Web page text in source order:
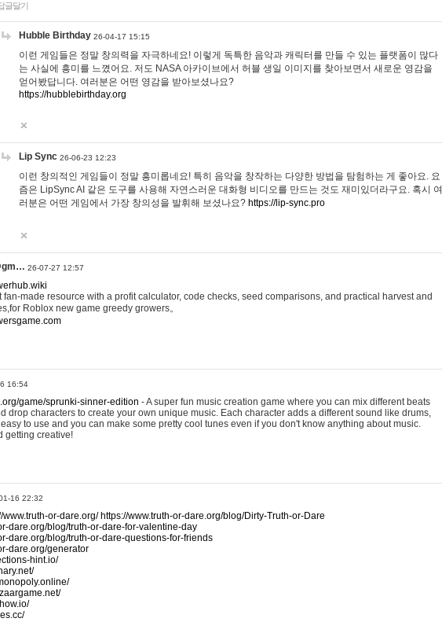
글달기
Hubble Birthday 26-04-17 15:15
이런 게임들은 정말 창의력을 자극하네요! 이렇게 독특한 음악과 캐릭터를 만들 수 있는 플랫폼이 많다
는 사실에 흥미를 느꼈어요. 저도 NASA 아카이브에서 허블 생일 이미지를 찾아보면서 새로운 영감을
얻어봤답니다. 여러분은 어떤 영감을 받아보셨나요?
https://hubblebirthday.org
Lip Sync 26-06-23 12:23
이런 창의적인 게임들이 정말 흥미롭네요! 특히 음악을 창작하는 다양한 방법을 탐험하는 게 좋아요. 요
즘은 LipSync AI 같은 도구를 사용해 자연스러운 대화형 비디오를 만드는 것도 재미있더라구요. 혹시 여
러분은 어떤 게임에서 가장 창의성을 발휘해 보셨나요? https://lip-sync.pro
26-07-27 12:57
made resource with a profit calculator, code checks, seed comparisons, and practical harvest and
Roblox new game greedy growers。
16:54
game/sprunki-sinner-edition - A super fun music creation game where you can mix different beats
drop characters to create your own unique music. Each character adds a different sound like drums,
to use and you can make some pretty cool tunes even if you don't know anything about music.
getting creative!
16 22:32
www.truth-or-dare.org/ https://www.truth-or-dare.org/blog/Dirty-Truth-or-Dare
dare.org/blog/truth-or-dare-for-valentine-day
dare.org/blog/truth-or-dare-questions-for-friends
dare.org/generator
hint.io/